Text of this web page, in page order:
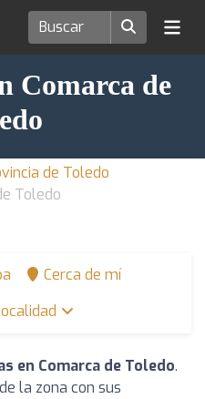
Comarca de
de Toledo
Toledo
Cerca de mí
en Comarca de Toledo.
la zona con sus